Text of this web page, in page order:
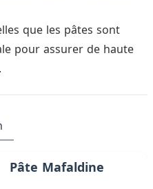
que les pâtes sont
pour assurer de haute
Pâte Mafaldine